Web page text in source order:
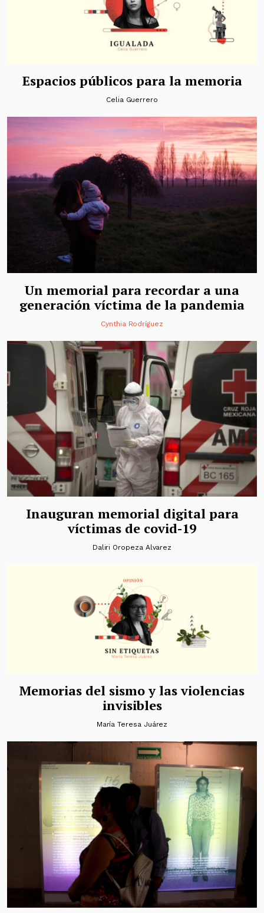
Espacios públicos para la memoria
Celia Guerrero
Un memorial para recordar a una
generación víctima de la pandemia
Cynthia Rodríguez
Inauguran memorial digital para
víctimas de covid-19
Daliri Oropeza Alvarez
Memorias del sismo y las violencias
invisibles
María Teresa Juárez